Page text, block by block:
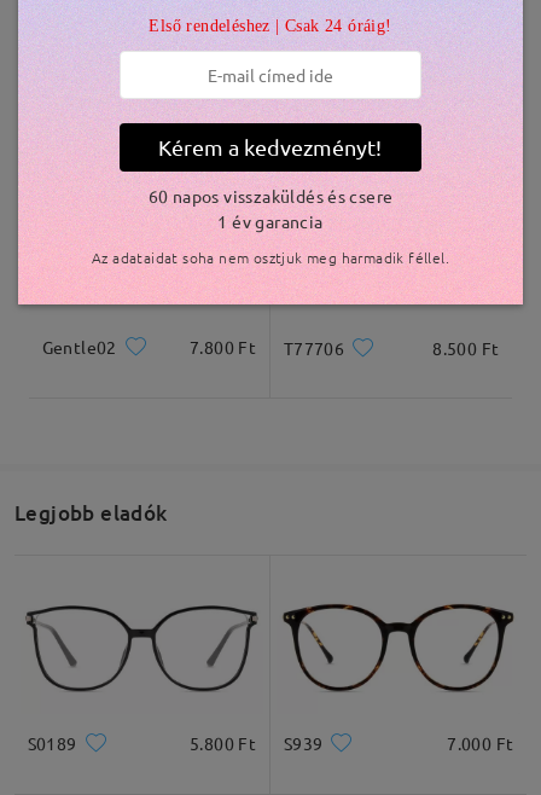
Kiszállítva
F6528 6.300 Ft Gentle20 4.000 Ft
Gentle02 7.800 Ft T77706 8.500 Ft
Legjobb eladók
S0189 5.800 Ft S939 7.000 Ft
Első rendeléshez | Csak 24 óráig!
Kérem a kedvezményt!
60 napos visszaküldés és csere
1 év garancia
Az adataidat soha nem osztjuk meg harmadik féllel.